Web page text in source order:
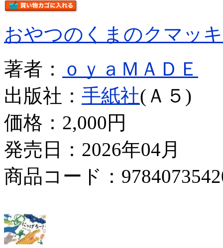
おやつのくまのクマッ
著者：
ｏｙａＭＡＤＥ
出版社： 手紙社(Ａ５)
価格： 2,000円
発売日：2026年04月
商品コード：